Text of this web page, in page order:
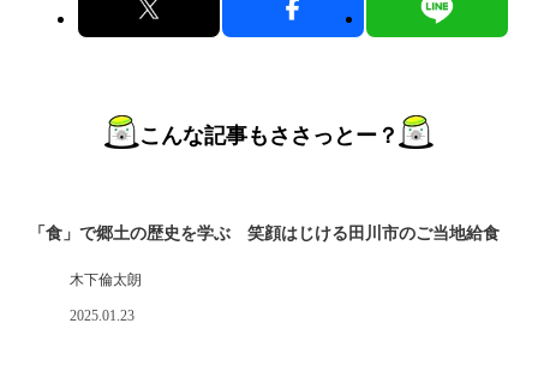
こんな記事もささっとー？
「食」で郷土の歴史を学ぶ 笑顔はじける田川市のご当地給食
木下倫太朗
2025.01.23